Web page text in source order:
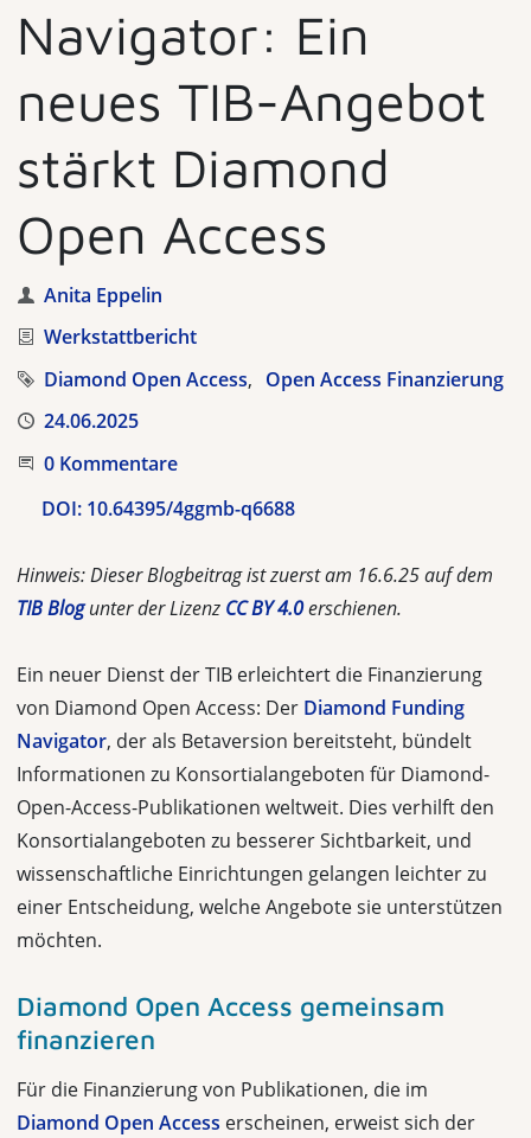
Navigator: Ein
neues TIB-Angebot
stärkt Diamond
Open Access
Autor
Anita Eppelin
Kategorie
Werkstattbericht
Tags
Diamond Open Access
Open Access Finanzierung
Veröffentlicht
24.06.2025
Beginnen Sie die Unterhaltung
0 Kommentare
DOI: 10.64395/4ggmb-q6688
Hinweis: Dieser Blogbeitrag ist zuerst am 16.6.25 auf dem
TIB Blogunter der Lizenz CC BY 4.0erschienen.
Ein neuer Dienst der TIB erleichtert die Finanzierung
von Diamond Open Access: Der Diamond Funding
Navigator, der als Betaversion bereitsteht, bündelt
Informationen zu Konsortialangeboten für Diamond-
Open-Access-Publikationen weltweit. Dies verhilft den
Konsortialangeboten zu besserer Sichtbarkeit, und
wissenschaftliche Einrichtungen gelangen leichter zu
einer Entscheidung, welche Angebote sie unterstützen
möchten.
Diamond Open Access gemeinsam
finanzieren
Für die Finanzierung von Publikationen, die im
Diamond Open Access erscheinen, erweist sich der